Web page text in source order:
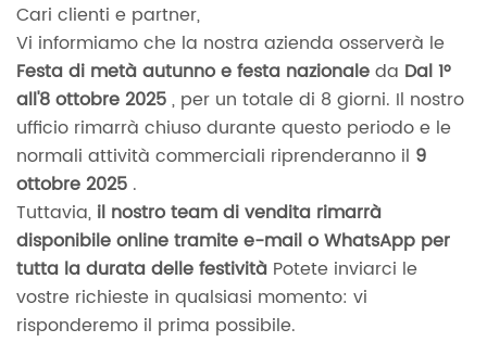
Cari clienti e partner,
Vi informiamo che la nostra azienda osserverà le
Festa di metà autunno e festa nazionaleda Dal 1°
all'8 ottobre 2025, per un totale di 8 giorni. Il nostro
ufficio rimarrà chiuso durante questo periodo e le
normali attività commerciali riprenderanno il 9
ottobre 2025 .
Tuttavia, il nostro team di vendita rimarrà
disponibile online tramite e-mail o WhatsApp per
tutta la durata delle festività Potete inviarci le
vostre richieste in qualsiasi momento: vi
risponderemo il prima possibile.